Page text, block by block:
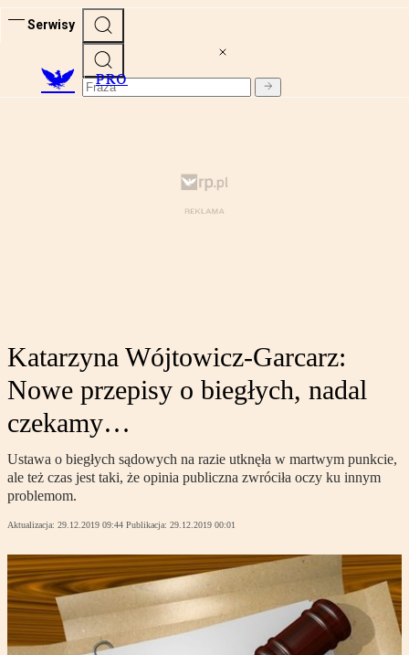
Serwisy
PRO
Katarzyna Wójtowicz-Garcarz:
Nowe przepisy o biegłych, nadal
czekamy…
Ustawa o biegłych sądowych na razie utknęła w martwym punkcie,
ale też czas jest taki, że opinia publiczna zwróciła oczy ku innym
problemom.
Aktualizacja: 29.12.2019 09:44 Publikacja: 29.12.2019 00:01